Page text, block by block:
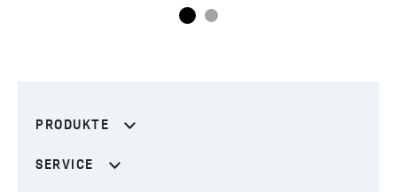
PRODUKTE
SERVICE